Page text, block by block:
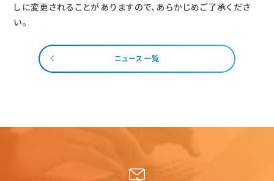
しに変更されることがありますので、あらかじめご了承くださ
い。
ニュース一覧